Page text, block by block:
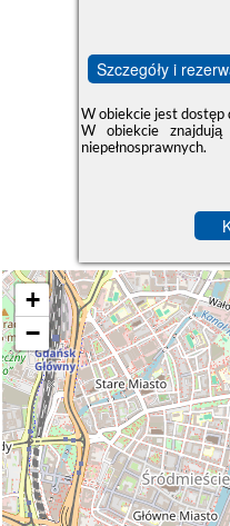
Szczegóły i
W obiekcie jest dostęp
W obiekcie
niepełnosprawnych.
+
−